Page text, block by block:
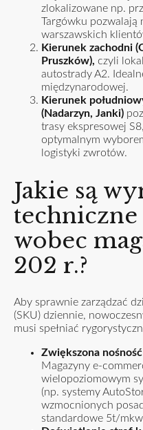
zlokalizowane np.
Targówku pozwalają
warszawskich
Kierunek zachodni
Pruszków), czyli
autostrady A2.
międzynarodowej.
Kierunek
(Nadarzyn, Janki)
trasy ekspresowej
optymalnym
logistyki zwrotów.
Jakie są
wobec
202 r.?
Aby sprawnie zarządzać
(SKU) dziennie,
musi spełniać
Zwiększona
Magazyny e-
wielopoziomowym
(np. systemy
wzmocnionych
standardowe 5t/